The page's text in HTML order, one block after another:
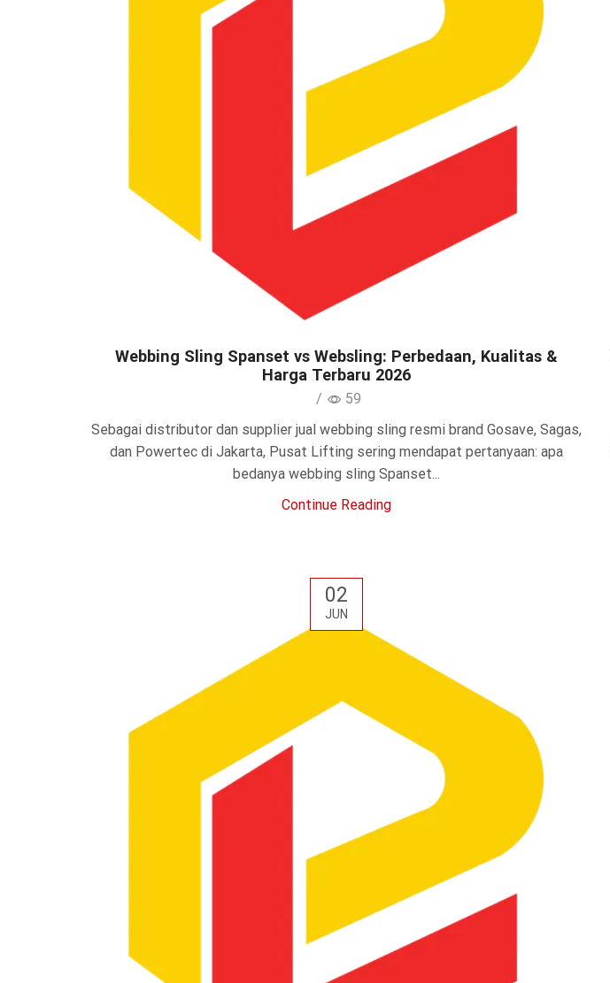
Webbing Sling Spanset vs Websling: Perbedaan, Kualitas &
Harga Terbaru 2026
/
59
Sebagai distributor dan supplier jual webbing sling resmi brand Gosave, Sagas,
dan Powertec di Jakarta, Pusat Lifting sering mendapat pertanyaan: apa
bedanya webbing sling Spanset...
Continue Reading
02
JUN